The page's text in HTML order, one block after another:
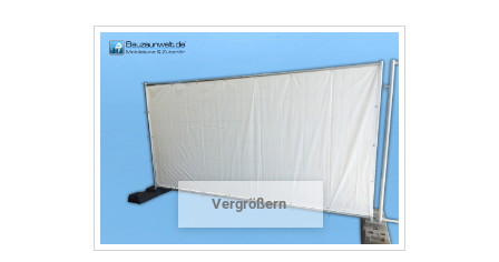
Vergrößern